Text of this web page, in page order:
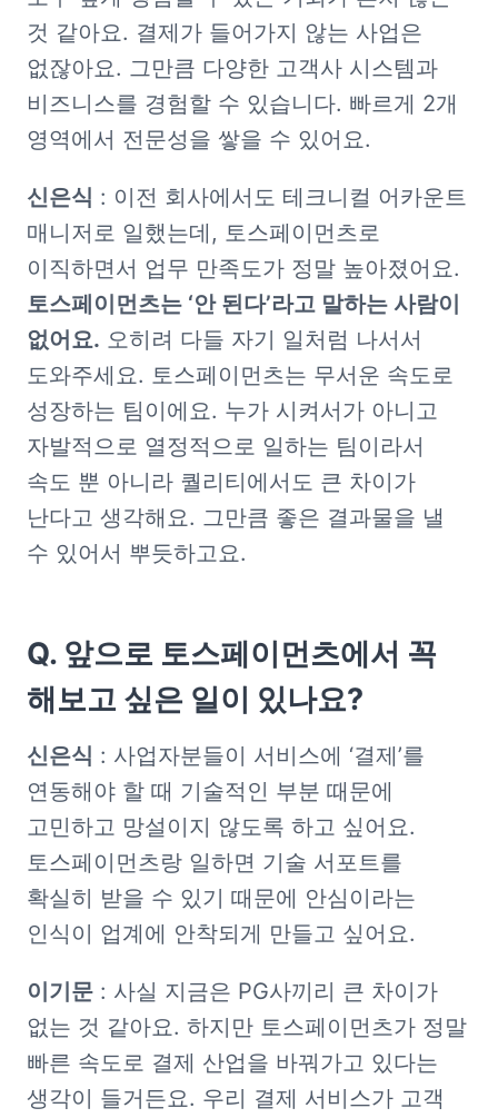
것 같아요. 결제가 들어가지 않는 사업은
없잖아요. 그만큼 다양한 고객사 시스템과
비즈니스를 경험할 수 있습니다. 빠르게 2개
영역에서 전문성을 쌓을 수 있어요.
신은식 : 이전 회사에서도 테크니컬 어카운트
매니저로 일했는데, 토스페이먼츠로
토스페이먼츠는 ‘안 된다’라고 말하는 사람이
없어요. 오히려 다들 자기 일처럼 나서서
도와주세요. 토스페이먼츠는 무서운 속도로
성장하는 팀이에요. 누가 시켜서가 아니고
자발적으로 열정적으로 일하는 팀이라서
속도 뿐 아니라 퀄리티에서도 큰 차이가
난다고 생각해요. 그만큼 좋은 결과물을 낼
수 있어서 뿌듯하고요.
Q. 앞으로 토스페이먼츠에서 꼭
해보고 싶은 일이 있나요?
신은식 : 사업자분들이 서비스에 ‘결제’를
연동해야 할 때 기술적인 부분 때문에
고민하고 망설이지 않도록 하고 싶어요.
토스페이먼츠랑 일하면 기술 서포트를
확실히 받을 수 있기 때문에 안심이라는
인식이 업계에 안착되게 만들고 싶어요.
이기문 : 사실 지금은 PG사끼리 큰 차이가
없는 것 같아요. 하지만 토스페이먼츠가 정말
빠른 속도로 결제 산업을 바꿔가고 있다는
생각이 들거든요. 우리 결제 서비스가 고객